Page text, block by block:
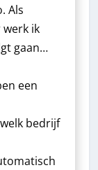
Als
ik
gaan…
een
bedrijf